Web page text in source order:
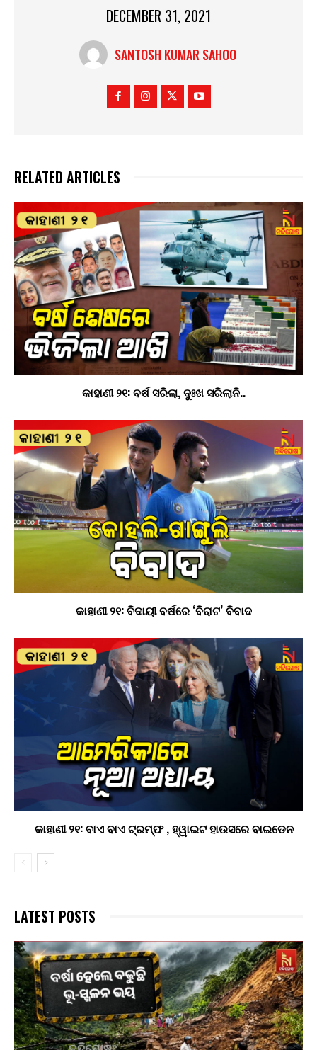
DECEMBER 31, 2021
SANTOSH KUMAR SAHOO
RELATED ARTICLES
କାହାଣୀ ୨୧: ବର୍ଷ ସରିଲା, ଦୁଃଖ ସରିଲାନି..
କାହାଣୀ ୨୧: ବିଦାୟୀ ବର୍ଷରେ ‘ବିରାଟ’ ବିବାଦ
କାହାଣୀ ୨୧: ବାଏ ବାଏ ଟ୍ରମ୍ଫ , ହ୍ୱାଇଟ ହାଉସରେ ବାଇଡେନ
LATEST POSTS